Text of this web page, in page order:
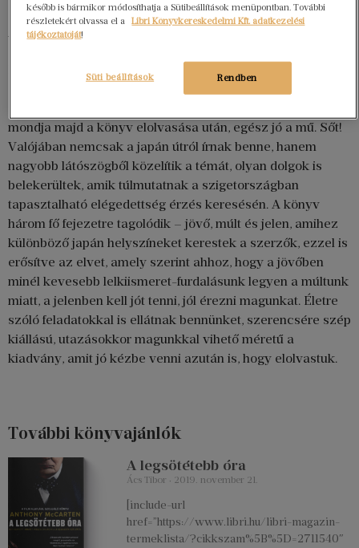
[include-url href=”https://www.libri.hu/libri-magazin-
termeklista/?cikkszam%5B%5D=2717955″ cache=”0″]
mondja majd a könyv elolvasása után, egész jó a mű. Sőt!
Valójában nemcsak a japán útról írnak benne, hanem
nagyobb látószögből közelítik a témát, olyan dolgok is
belekerültek, amik túlmutatnak a szigetországban
tapasztalható elégedettség érzés keresésén. A könyv
három fő fejezetre tagolódik – jövő, múlt és jelen, amihez
különböző japán helyszíneket kerestek a szerzők, ezzel is
erősítve az elvet, amely szerint ahhoz, hogy a jövőben
minél kevesebb lelkiismeret-furdalásunk legyen a múltunk
miatt, a jelenben kell jót tenni, jól érezni magunkat. Életre
szóló feladatokkal is ellátnak bennünket, szerencsére szép
kiállású, utazásokkor magunkkal vihető méretű a
kiadvány, amit jó kézbe venni azután is, hogy elolvastuk.
További könyvajánlók
A legsötétebb óra
Ács Tibor 2019. november 21.
[include-url
href=”https://www.libri.hu/libri-magazin-
termeklista/?cikkszam%5B%5D=2711540″
később is bármikor módosíthatja a Sütibeállítások menüpontban. További
részletekért olvassa el a
Libri Könyvkereskedelmi Kft. adatkezelési
tájékoztatóját!
Rendben
Süti beállítások